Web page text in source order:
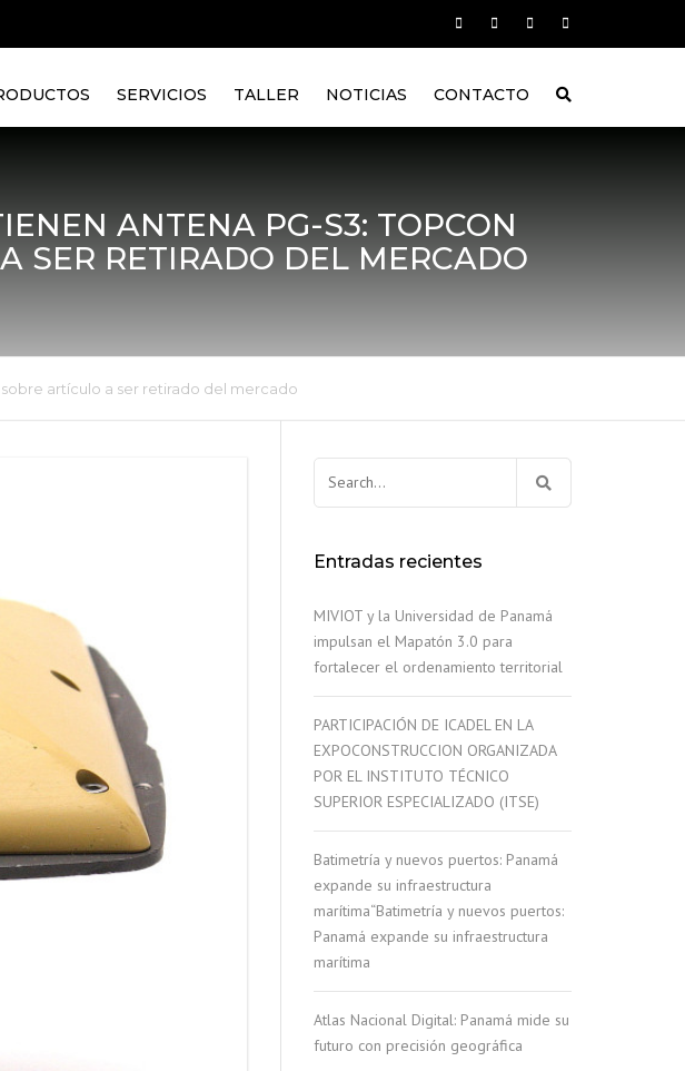
SERVICIOS TALLER NOTICIAS CONTACTO
ANTENA PG-S3: TOPCON
SER RETIRADO DEL MERCADO
artículo a ser retirado del mercado
Entradas recientes
MIVIOT y la Universidad de Panamá
impulsan el Mapatón 3.0 para
fortalecer el ordenamiento territorial
PARTICIPACIÓN DE ICADEL EN LA
EXPOCONSTRUCCION ORGANIZADA
POR EL INSTITUTO TÉCNICO
SUPERIOR ESPECIALIZADO (ITSE)
Batimetría y nuevos puertos: Panamá
expande su infraestructura
marítima“Batimetría y nuevos puertos:
Panamá expande su infraestructura
marítima
Atlas Nacional Digital: Panamá mide su
futuro con precisión geográfica